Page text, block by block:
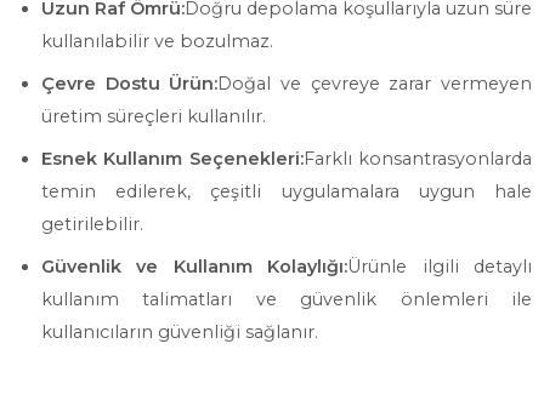
Uzun Raf Ömrü:Doğru depolama koşullarıyla uzun süre
kullanılabilir ve bozulmaz.
Çevre Dostu Ürün:Doğal ve çevreye zarar vermeyen
üretim süreçleri kullanılır.
Esnek Kullanım Seçenekleri:Farklı konsantrasyonlarda
temin edilerek, çeşitli uygulamalara uygun hale
getirilebilir.
Güvenlik ve Kullanım Kolaylığı:Ürünle ilgili detaylı
kullanım talimatları ve güvenlik önlemleri ile
kullanıcıların güvenliği sağlanır.